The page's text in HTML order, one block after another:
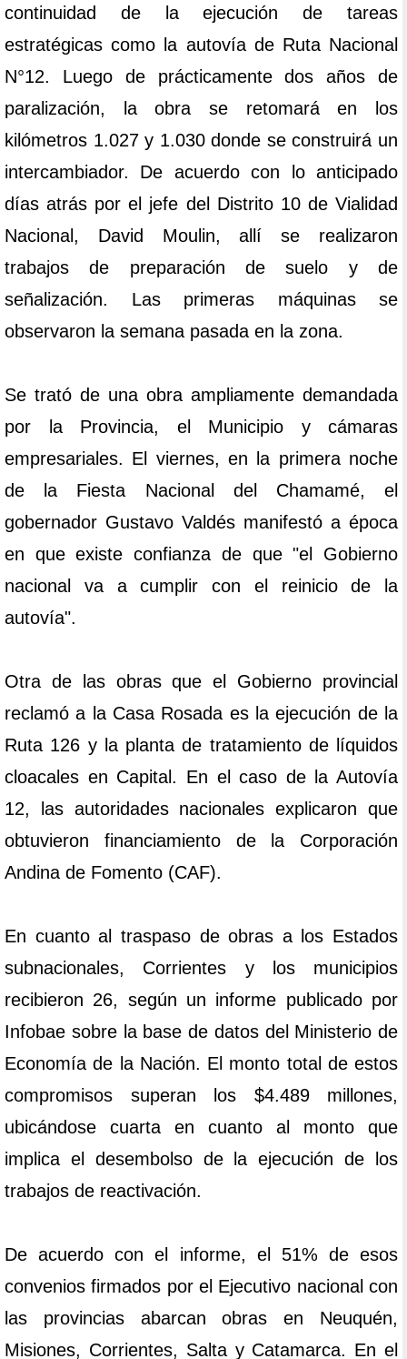
continuidad de la ejecución de tareas
estratégicas como la autovía de Ruta Nacional
N°12. Luego de prácticamente dos años de
paralización, la obra se retomará en los
kilómetros 1.027 y 1.030 donde se construirá un
intercambiador. De acuerdo con lo anticipado
días atrás por el jefe del Distrito 10 de Vialidad
Nacional, David Moulin, allí se realizaron
trabajos de preparación de suelo y de
señalización. Las primeras máquinas se
observaron la semana pasada en la zona.
Se trató de una obra ampliamente demandada
por la Provincia, el Municipio y cámaras
empresariales. El viernes, en la primera noche
de la Fiesta Nacional del Chamamé, el
gobernador Gustavo Valdés manifestó a época
en que existe confianza de que "el Gobierno
nacional va a cumplir con el reinicio de la
autovía".
Otra de las obras que el Gobierno provincial
reclamó a la Casa Rosada es la ejecución de la
Ruta 126 y la planta de tratamiento de líquidos
cloacales en Capital. En el caso de la Autovía
12, las autoridades nacionales explicaron que
obtuvieron financiamiento de la Corporación
Andina de Fomento (CAF).
En cuanto al traspaso de obras a los Estados
subnacionales, Corrientes y los municipios
recibieron 26, según un informe publicado por
Infobae sobre la base de datos del Ministerio de
Economía de la Nación. El monto total de estos
compromisos superan los $4.489 millones,
ubicándose cuarta en cuanto al monto que
implica el desembolso de la ejecución de los
trabajos de reactivación.
De acuerdo con el informe, el 51% de esos
convenios firmados por el Ejecutivo nacional con
las provincias abarcan obras en Neuquén,
Misiones, Corrientes, Salta y Catamarca. En el